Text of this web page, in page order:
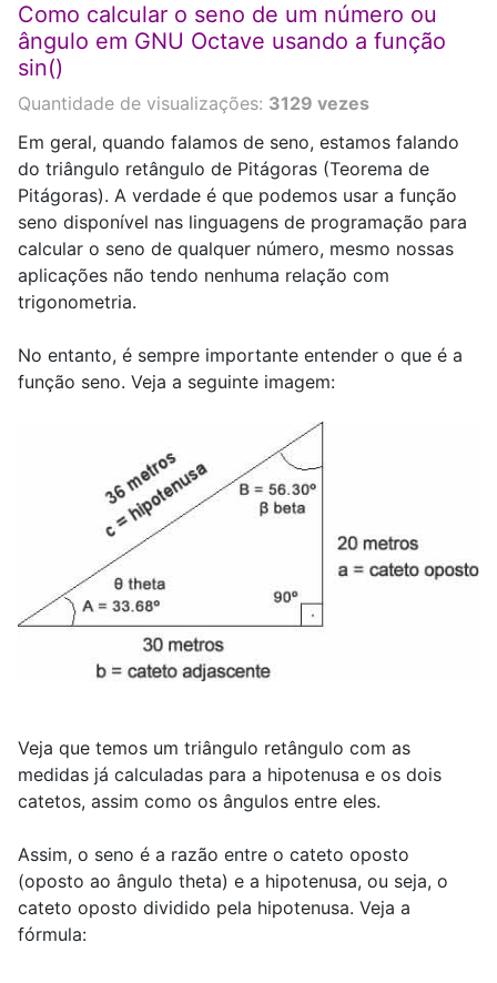
Como calcular o seno de um número ou
ângulo em GNU Octave usando a função
sin()
Quantidade de visualizações: 3129 vezes
Em geral, quando falamos de seno, estamos falando
do triângulo retângulo de Pitágoras (Teorema de
Pitágoras). A verdade é que podemos usar a função
seno disponível nas linguagens de programação para
calcular o seno de qualquer número, mesmo nossas
aplicações não tendo nenhuma relação com
trigonometria.
No entanto, é sempre importante entender o que é a
função seno. Veja a seguinte imagem:
Veja que temos um triângulo retângulo com as
medidas já calculadas para a hipotenusa e os dois
catetos, assim como os ângulos entre eles.
Assim, o seno é a razão entre o cateto oposto
(oposto ao ângulo theta) e a hipotenusa, ou seja, o
cateto oposto dividido pela hipotenusa. Veja a
fórmula: